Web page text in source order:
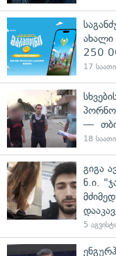
ახალი
250
17
—
18
გიგა
ნ.ი.
5